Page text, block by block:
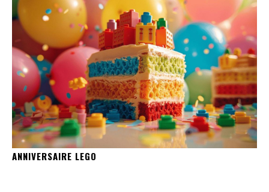
ANNIVERSAIRE LEGO